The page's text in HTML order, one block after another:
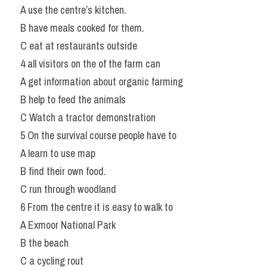
A use the centre’s kitchen.
B have meals cooked for them.
C eat at restaurants outside
4 all visitors on the of the farm can
A get information about organic farming
B help to feed the animals
C Watch a tractor demonstration
5 On the survival course people have to
A learn to use map
B find their own food.
C run through woodland
6 From the centre it is easy to walk to
A Exmoor National Park
B the beach
C a cycling rout